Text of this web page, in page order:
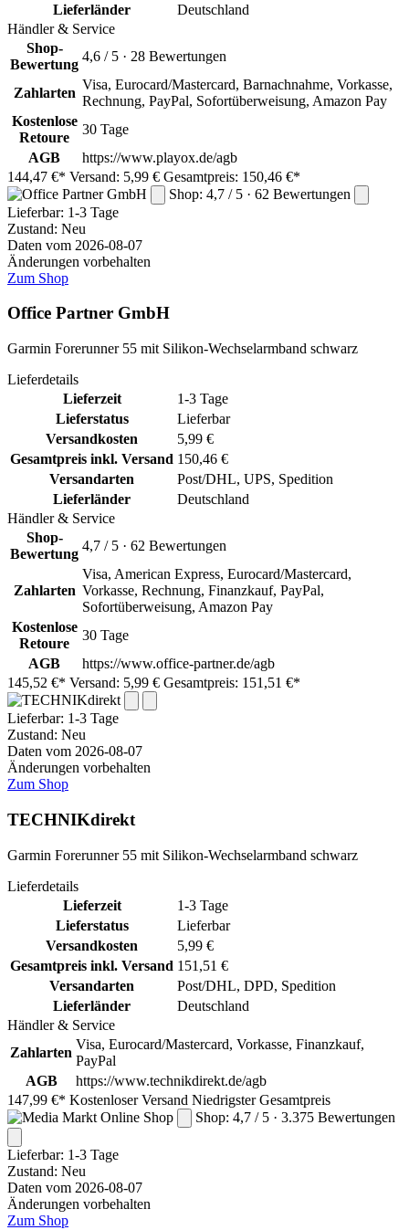
Lieferländer
Deutschland
Händler & Service
Shop-
Bewertung
4,6 / 5 · 28 Bewertungen
Zahlarten
Visa, Eurocard/Mastercard, Barnachnahme, Vorkasse,
Rechnung, PayPal, Sofortüberweisung, Amazon Pay
Kostenlose
Retoure
30 Tage
AGB
https://www.playox.de/agb
144,47 €* Versand: 5,99 € Gesamtpreis: 150,46 €*
Shop: 4,7 / 5 · 62 Bewertungen
Lieferbar: 1-3 Tage
Zustand: Neu
Daten vom 2026-08-07
Änderungen vorbehalten
Zum Shop
Office Partner GmbH
Garmin Forerunner 55 mit Silikon-Wechselarmband schwarz
Lieferdetails
Lieferzeit
1-3 Tage
Lieferstatus
Lieferbar
Versandkosten
5,99 €
Gesamtpreis inkl. Versand 150,46 €
Versandarten
Post/DHL, UPS, Spedition
Lieferländer
Deutschland
Händler & Service
Shop-
Bewertung
4,7 / 5 · 62 Bewertungen
Zahlarten
Visa, American Express, Eurocard/Mastercard,
Vorkasse, Rechnung, Finanzkauf, PayPal,
Sofortüberweisung, Amazon Pay
Kostenlose
Retoure
30 Tage
AGB
https://www.office-partner.de/agb
145,52 €* Versand: 5,99 € Gesamtpreis: 151,51 €*
Lieferbar: 1-3 Tage
Zustand: Neu
Daten vom 2026-08-07
Änderungen vorbehalten
Zum Shop
TECHNIKdirekt
Garmin Forerunner 55 mit Silikon-Wechselarmband schwarz
Lieferdetails
Lieferzeit
1-3 Tage
Lieferstatus
Lieferbar
Versandkosten
5,99 €
Gesamtpreis inkl. Versand 151,51 €
Versandarten
Post/DHL, DPD, Spedition
Lieferländer
Deutschland
Händler & Service
Zahlarten
Visa, Eurocard/Mastercard, Vorkasse, Finanzkauf,
PayPal
AGB
https://www.technikdirekt.de/agb
147,99 €* Kostenloser Versand Niedrigster Gesamtpreis
Shop: 4,7 / 5 · 3.375 Bewertungen
Lieferbar: 1-3 Tage
Zustand: Neu
Daten vom 2026-08-07
Änderungen vorbehalten
Zum Shop